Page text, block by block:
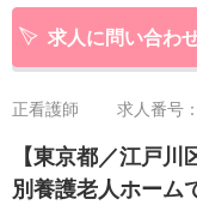
求人に問い合わ
正看護師 求人番号
【東京都／江戸
別養護老人ホーム